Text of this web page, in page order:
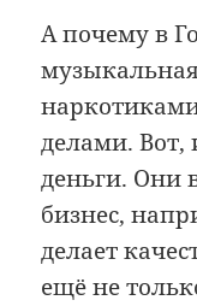
А почему в
делами.
деньги. Они
бизнес,
делает
ещё не